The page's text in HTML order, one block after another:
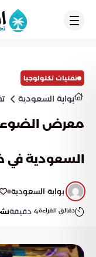
تقنيات تكنولوجيا
بوابة السعودية
معرض الضوء:
السعودية في
بوابة السعودية
دقائق القراءة4 دقيقة